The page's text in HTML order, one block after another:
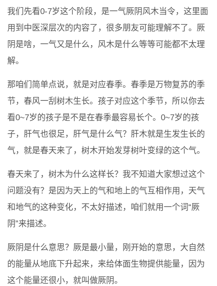
我们先看0-7岁这个阶段，是一气厥阴风木当令，这里面
用到中医深层次的内容了，很多朋友可能理解不了。厥
阴是啥，一气又是什么，风木是什么等等可能都不太理
解。
那咱们简单点说，就是对应春季。春季是万物复苏的季
节，春风一刮树木生长。孩子对应这个季节，所以你去
看0~7岁的孩子是不是在春季最容易长个。0~7岁的孩
子，肝气也很足，肝气是什么气？肝木就是生发生长的
气，就是春天来了，树木开始发芽树叶变绿的这个气。
春天来了，树木为什么这样长？我不知道大家想过这个
问题没有？是因为天上的气和地上的气互相作用，天气
和地气的这种变化，不太好描述，咱们就用一个词“厥
阴”来描述。
厥阴是什么意思？厥是最小量，刚开始的意思，大自然
的能量从地底下升起来，来给体面生物提供能量，因为
这个能量还很小，就叫做厥阴。